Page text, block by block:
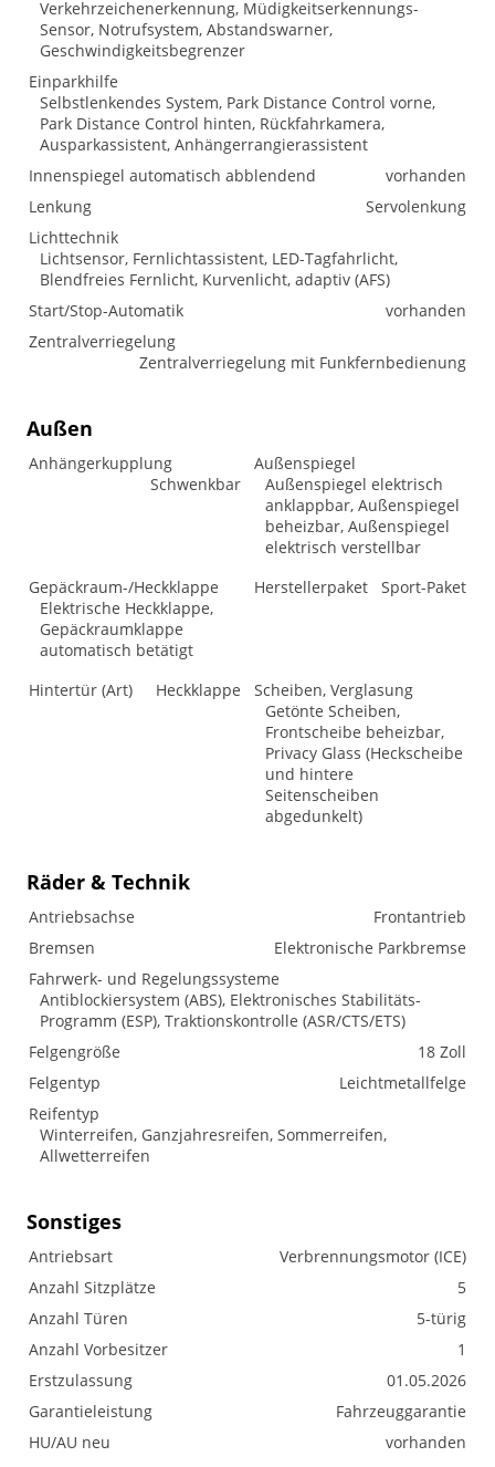
Verkehrzeichenerkennung, Müdigkeitserkennungs-
Sensor, Notrufsystem, Abstandswarner,
Geschwindigkeitsbegrenzer
Einparkhilfe
Selbstlenkendes System, Park Distance Control vorne,
Park Distance Control hinten, Rückfahrkamera,
Ausparkassistent, Anhängerrangierassistent
Innenspiegel automatisch abblendend
vorhanden
Lenkung
Servolenkung
Lichttechnik
Lichtsensor, Fernlichtassistent, LED-Tagfahrlicht,
Blendfreies Fernlicht, Kurvenlicht, adaptiv (AFS)
Start/Stop-Automatik
vorhanden
Zentralverriegelung
Zentralverriegelung mit Funkfernbedienung
Außen
Anhängerkupplung
Schwenkbar
Außenspiegel
Außenspiegel elektrisch
anklappbar, Außenspiegel
beheizbar, Außenspiegel
elektrisch verstellbar
Gepäckraum-/Heckklappe
Elektrische Heckklappe,
Gepäckraumklappe
automatisch betätigt
Herstellerpaket Sport-Paket
Hintertür (Art) Heckklappe
Scheiben, Verglasung
Getönte Scheiben,
Frontscheibe beheizbar,
Privacy Glass (Heckscheibe
und hintere
Seitenscheiben
abgedunkelt)
Räder & Technik
Antriebsachse
Frontantrieb
Bremsen
Elektronische Parkbremse
Fahrwerk- und Regelungssysteme
Antiblockiersystem (ABS), Elektronisches Stabilitäts-
Programm (ESP), Traktionskontrolle (ASR/CTS/ETS)
Felgengröße
18 Zoll
Felgentyp
Leichtmetallfelge
Reifentyp
Winterreifen, Ganzjahresreifen, Sommerreifen,
Allwetterreifen
Sonstiges
Antriebsart
Verbrennungsmotor (ICE)
Anzahl Sitzplätze
5
Anzahl Türen
5-türig
Anzahl Vorbesitzer
1
Erstzulassung
01.05.2026
Garantieleistung
Fahrzeuggarantie
HU/AU neu
vorhanden